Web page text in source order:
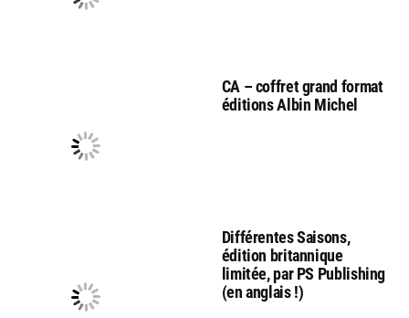
CA – coffret grand format
éditions Albin Michel
Différentes Saisons,
édition britannique
limitée, par PS Publishing
(en anglais !)